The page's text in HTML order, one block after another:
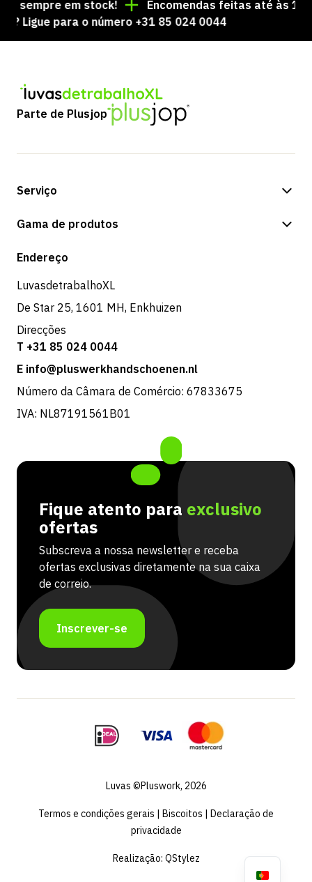
em stock!
Encomendas feitas até às 15:00
para o número +31 85 024 0044
Parte de Plusjop
Serviço
Opções de pagamento
Devoluções e serviço
Gama de produtos
Loja
Endereço
LuvasdetrabalhoXL
De Star 25, 1601 MH, Enkhuizen
Direcções
T +31 85 024 0044
E info@pluswerkhandschoenen.nl
Número da Câmara de Comércio: 67833675
IVA: NL87191561B01
Fique atento para exclusivo
ofertas
Subscreva a nossa newsletter e receba
ofertas exclusivas diretamente na sua caixa
de correio.
Inscrever-se
Luvas ©Pluswork, 2026
Termos e condições gerais | Biscoitos | Declaração de
privacidade
Realização: QStylez